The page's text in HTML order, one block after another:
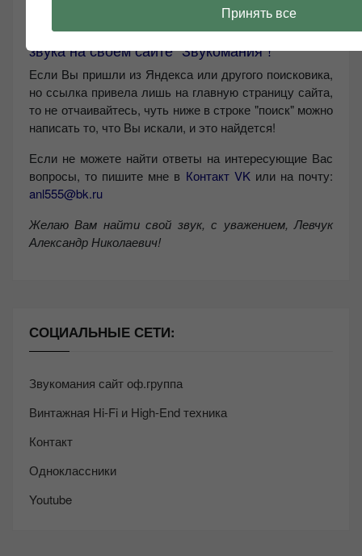
Приветствую всех любителей хорошего
звука на своём сайте "Звукомания"!
Если Вы пришли из Яндекса или другого поисковика,
но ссылка привела лишь на главную страницу сайта,
то не отчаивайтесь, чуть ниже в строке "поиск" можно
написать то, что Вы искали, и это найдется!
Если не можете найти ответы на интересующие Вас
вопросы, то пишите мне в Контакт VKили на почту:
anl555@bk.ru
Желаю Вам найти свой звук, с уважением, Левчук
Александр Николаевич!
СОЦИАЛЬНЫЕ СЕТИ:
Звукомания сайт оф.группа
Винтажная Hi-Fi и High-End техника
Контакт
Одноклассники
Youtube
Принять все